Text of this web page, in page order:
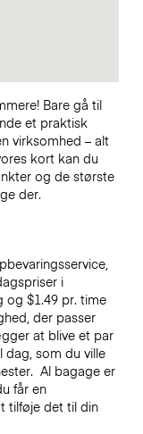
Bare gå til
et praktisk
virksomhed – alt
kort kan du
og de største
der.
i
og $1.49 pr. time
der passer
at blive et par
dag, som du ville
Al bagage er
får en
tilføje det til din